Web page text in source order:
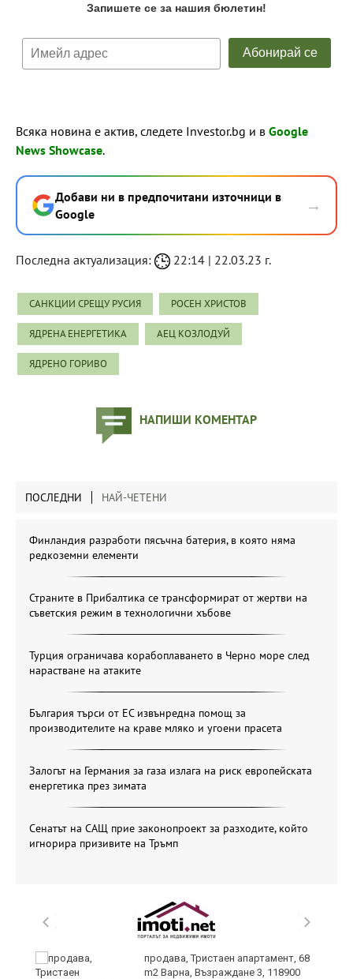
Всяка новина е актив, следете Investor.bg и в Google
News Showcase.
Добави ни в предпочитани източници в
Google
→
Последна актуализация: 22:14 | 22.03.23 г.
САНКЦИИ СРЕЩУ РУСИЯ РОСЕН ХРИСТОВ
ЯДРЕНА ЕНЕРГЕТИКА АЕЦ КОЗЛОДУЙ
ЯДРЕНО ГОРИВО
НАПИШИ КОМЕНТАР
ПОСЛЕДНИ НАЙ-ЧЕТЕНИ
Финландия разработи пясъчна батерия, в която няма
редкоземни елементи
Страните в Прибалтика се трансформират от жертви на
съветския режим в технологични хъбове
Турция ограничава корабоплаването в Черно море след
нарастване на атаките
България търси от ЕС извънредна помощ за
производителите на краве мляко и угоени прасета
Залогът на Германия за газа излага на риск европейската
енергетика през зимата
Сенатът на САЩ прие законопроект за разходите, който
игнорира призивите на Тръмп
продава, Тристаен апартамент, 68
m2 Варна, Възраждане 3, 118900